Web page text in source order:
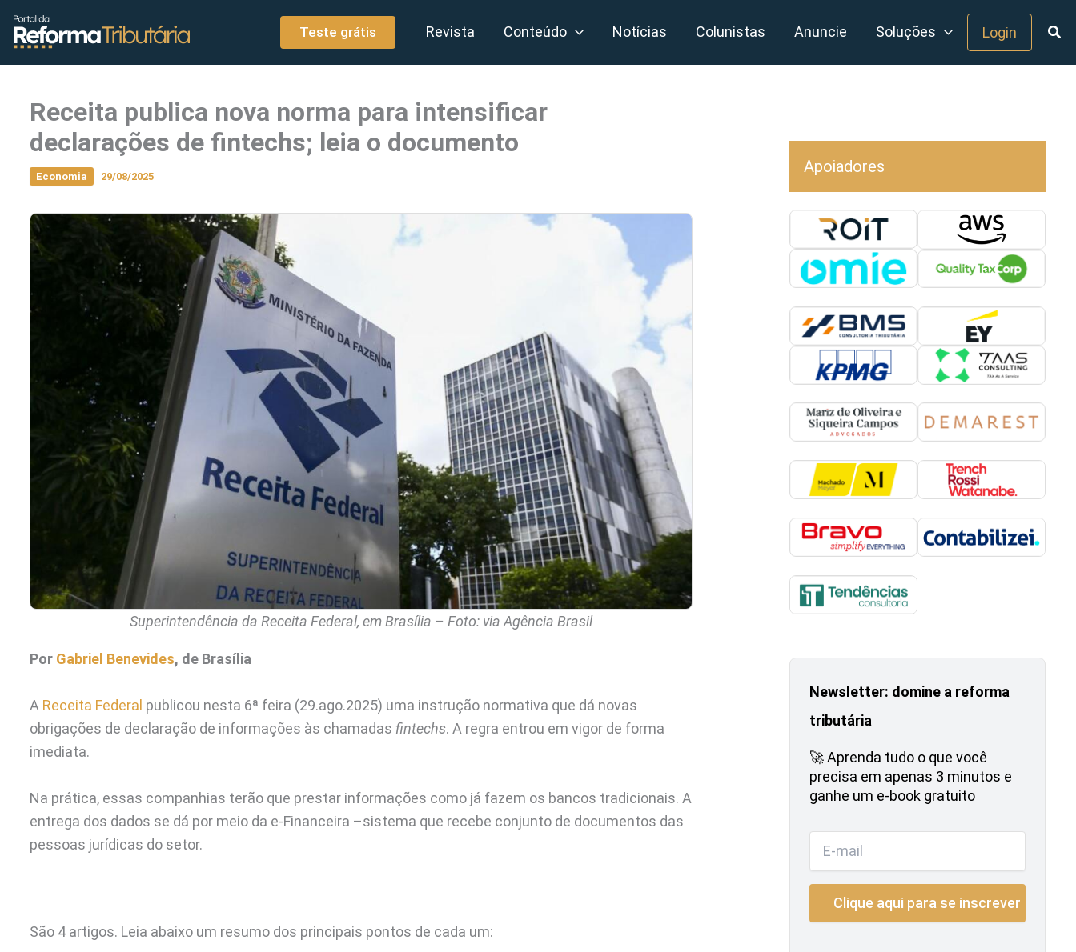
conteúdo
Teste grátis Revista Conteúdo Notícias Colunistas Anuncie Soluções Login
Receita publica nova norma para intensificar
declarações de fintechs; leia o documento
Economia 29/08/2025
Superintendência da Receita Federal, em Brasília – Foto: via Agência Brasil
Por Gabriel Benevides, de Brasília
A Receita Federal publicou nesta 6ª feira (29.ago.2025) uma instrução normativa que dá novas
obrigações de declaração de informações às chamadas fintechs. A regra entrou em vigor de forma
imediata.
Na prática, essas companhias terão que prestar informações como já fazem os bancos tradicionais. A
entrega dos dados se dá por meio da e-Financeira –sistema que recebe conjunto de documentos das
pessoas jurídicas do setor.
São 4 artigos. Leia abaixo um resumo dos principais pontos de cada um:
Apoiadores
Newsletter: domine a reforma
tributária
🚀 Aprenda tudo o que você
precisa em apenas 3 minutos e
ganhe um e-book gratuito